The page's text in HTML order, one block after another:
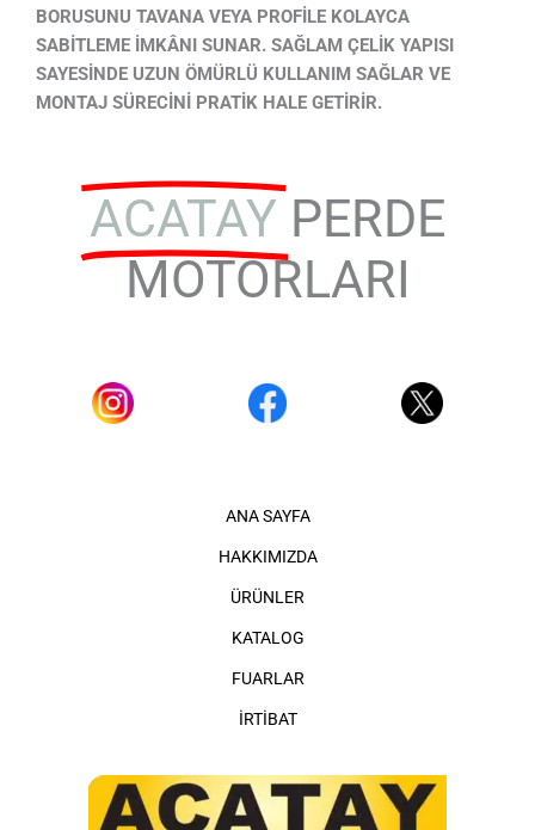
BORUSUNU TAVANA VEYA PROFİLE KOLAYCA
SABİTLEME İMKÂNI SUNAR. SAĞLAM ÇELİK YAPISI
SAYESİNDE UZUN ÖMÜRLÜ KULLANIM SAĞLAR VE
MONTAJ SÜRECİNİ PRATİK HALE GETİRİR.
ACATAY PERDE
MOTORLARI
ANA SAYFA
HAKKIMIZDA
ÜRÜNLER
KATALOG
FUARLAR
İRTİBAT